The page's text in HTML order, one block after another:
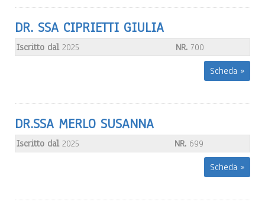
DR. SSA CIPRIETTI GIULIA
Iscritto dal 2025 NR. 700
Scheda »
DR.SSA MERLO SUSANNA
Iscritto dal 2025 NR. 699
Scheda »